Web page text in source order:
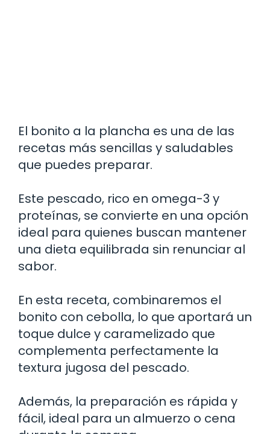
El bonito a la plancha es una de las
recetas más sencillas y saludables
que puedes preparar.
Este pescado, rico en omega-3 y
proteínas, se convierte en una opción
ideal para quienes buscan mantener
una dieta equilibrada sin renunciar al
sabor.
En esta receta, combinaremos el
bonito con cebolla, lo que aportará un
toque dulce y caramelizado que
complementa perfectamente la
textura jugosa del pescado.
Además, la preparación es rápida y
fácil, ideal para un almuerzo o cena